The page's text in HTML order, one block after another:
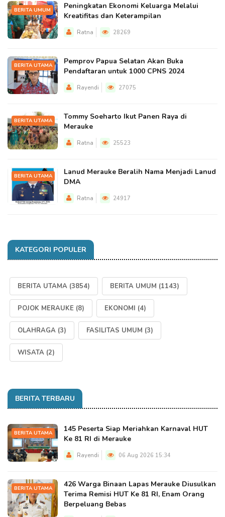
BERITA UMUM
Peningkatan Ekonomi Keluarga Melalui
Kreatifitas dan Keterampilan
Ratna 28269
BERITA UTAMA
Pemprov Papua Selatan Akan Buka
Pendaftaran untuk 1000 CPNS 2024
Rayendi 27075
BERITA UTAMA
Tommy Soeharto Ikut Panen Raya di
Merauke
Ratna 25523
BERITA UTAMA
Lanud Merauke Beralih Nama Menjadi Lanud
DMA
Ratna 24917
KATEGORI POPULER
BERITA UTAMA (3854) BERITA UMUM (1143)
POJOK MERAUKE (8) EKONOMI (4)
OLAHRAGA (3) FASILITAS UMUM (3)
WISATA (2)
BERITA TERBARU
BERITA UTAMA
145 Peserta Siap Meriahkan Karnaval HUT
Ke 81 RI di Merauke
Rayendi 06 Aug 2026 15:34
BERITA UTAMA
426 Warga Binaan Lapas Merauke Diusulkan
Terima Remisi HUT Ke 81 RI, Enam Orang
Berpeluang Bebas